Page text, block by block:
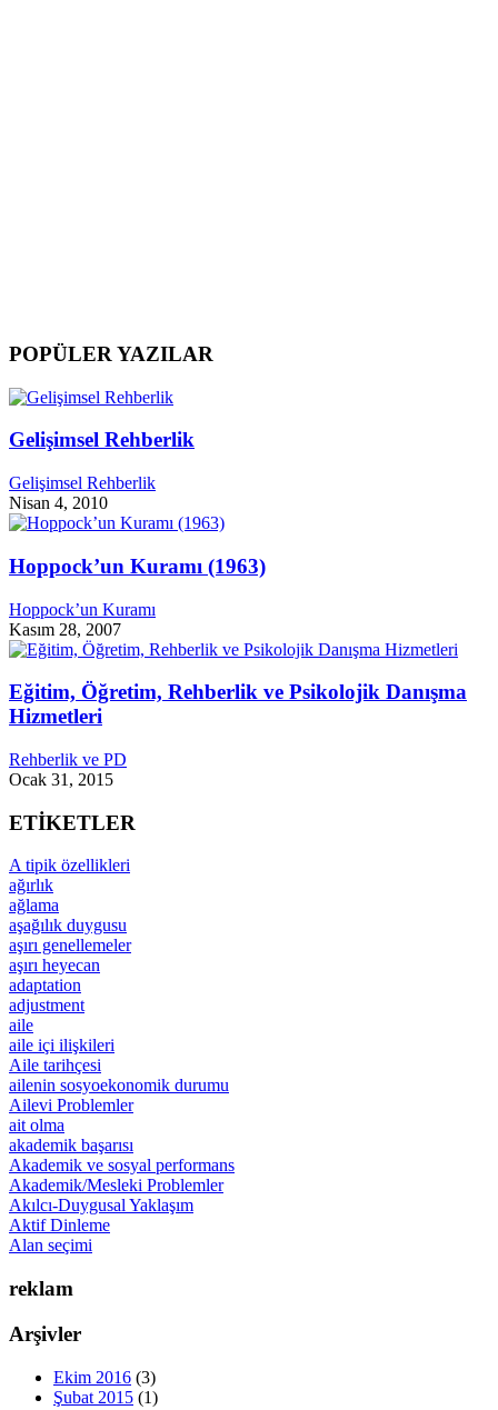
POPÜLER YAZILAR
Gelişimsel Rehberlik
Gelişimsel Rehberlik
Nisan 4, 2010
Hoppock’un Kuramı (1963)
Hoppock’un Kuramı
Kasım 28, 2007
Eğitim, Öğretim, Rehberlik ve Psikolojik Danışma
Hizmetleri
Rehberlik ve PD
Ocak 31, 2015
ETİKETLER
A tipik özellikleri
ağırlık
ağlama
aşağılık duygusu
aşırı genellemeler
aşırı heyecan
adaptation
adjustment
aile
aile içi ilişkileri
Aile tarihçesi
ailenin sosyoekonomik durumu
Ailevi Problemler
ait olma
akademik başarısı
Akademik ve sosyal performans
Akademik/Mesleki Problemler
Akılcı-Duygusal Yaklaşım
Aktif Dinleme
Alan seçimi
reklam
Arşivler
Ekim 2016 (3)
Şubat 2015 (1)